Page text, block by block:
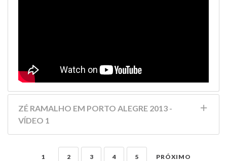
ZÉ RAMALHO EM PORTO ALEGRE 2013 -
VÍDEO 1
1 2 3 4 5 PRÓXIMO